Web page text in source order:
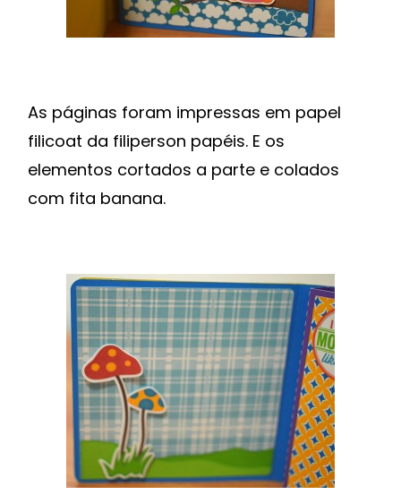
As páginas foram impressas em papel
filicoat da filiperson papéis. E os
elementos cortados a parte e colados
com fita banana.